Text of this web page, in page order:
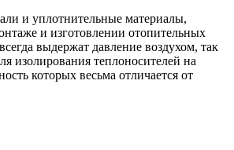
и уплотнительные материалы,
и изготовлении отопительных
выдержат давление воздухом, так
изолирования теплоносителей на
которых весьма отличается от